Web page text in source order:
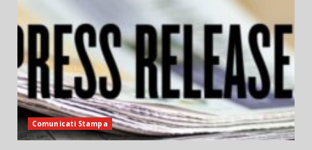
Comunicati Stampa